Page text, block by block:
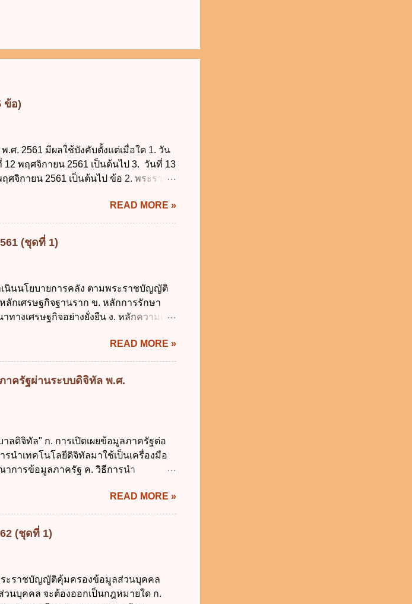
ข้อ)
. 2561 มีผลใช้บังคับตั้งแต่เมื่อใด 1. วัน
พฤศจิกายน 2561 เป็นต้นไป 3. วันที่ 13
ศจิกายน 2561 เป็นต้นไป ข้อ 2. พระราช
บัญญัติวิธีการงบประมาณ (ฉบับที่ 3) พ.ศ.
(ฉบับที่ 6) พ.ศ. 2544 4. ประกาศของ
2515 ข้อ 3. ข้อใดไม่ถูกต้อง 1. นายก
มพระราชบัญญัติวิธีการงบประมาณ พ.ศ.
ารกระทรวงการคลังมีหน้าที่ควบคุมการ
ละตรวจสอบได้ ข้อ 4. พระราชบัญญัติวิธี
ริหา...
READ MORE »
(ชุดที่ 1)
นินนโยบายการคลัง ตามพระราชบัญญัติ
ลักเศรษฐกิจฐานราก ข. หลักการรักษา
างเศรษฐกิจอย่างยั่งยืน ง. หลักความเป็น
ปตามข้อใด ก. ไม่เกินร้อยละ 5 ข. ไม่เกิน
ยละ 60 ข้อ 3 กฎหมายว่าด้วยวินัยการเงิน
ฎหมายที่ให้จัดเก็บภาษีอากรหรือค่า
ายเพื่อการนำไปใช้จ่ายตามวัตถุประสงค์
ค์กรปกครองส่วนท้องถิ่น ค. มีเหตุจำเป็น
างที่คณะรัฐมนตรีเห็นชอบแล้วไปใช้
นข้อใด ก. การจัดเก็บหรือหารายได้ ข.
ำงบประมาณ ง. การก่...
READ MORE »
าครัฐผ่านระบบดิจิทัล พ.ศ.
ลดิจิทัล" ก. การเปิดเผยข้อมูลภาครัฐต่อ
นำเทคโนโลยีดิจิทัลมาใช้เป็นเครื่องมือ
าการข้อมูลภาครัฐ ค. วิธีการนำ
ครัฐและการจัดทำบริการสาธารณะผ่าน
เว้น ข้อใด ก. ให้มีการใช้ระบบดิจิทัล
สร้างพื้นฐานด้านดิจิทัลที่จำเป็นให้เป็นไป
เครือข่ายดิจิทัล ง. เพิ่มประสิทธิภาคใน
ะเป็นไปตามเป้าหมาย ข้อ 3 ข้อใดกล่าว
ทธิ หน้าที่ และความรับผิดชอบในการ
. กำหนดกรอบและทิศทางการบริหารงาน
READ MORE »
(ชุดที่ 1)
ะราชบัญญัติคุ้มครองข้อมูลส่วนบุคคล
นบุคคล จะต้องออกเป็นกฎหมายใด ก.